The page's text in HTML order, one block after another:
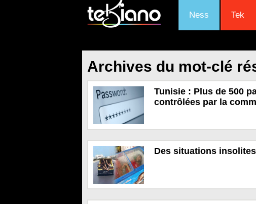
Ness Tek
Archives du mot-clé
Tunisie : Plus de 500
contrôlées par la
Des situations